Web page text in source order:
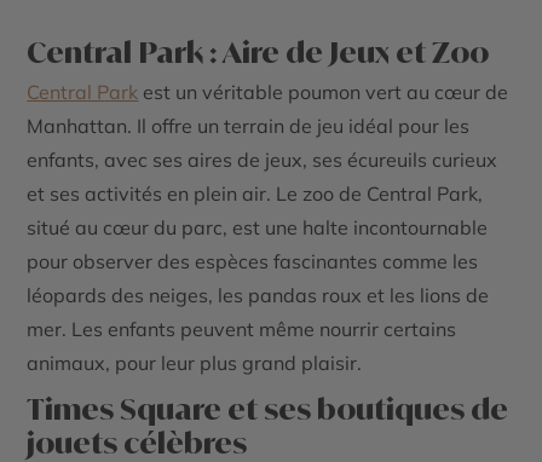
Central Park : Aire de Jeux et Zoo
Central Park est un véritable poumon vert au cœur de
Manhattan. Il offre un terrain de jeu idéal pour les
enfants, avec ses aires de jeux, ses écureuils curieux
et ses activités en plein air. Le zoo de Central Park,
situé au cœur du parc, est une halte incontournable
pour observer des espèces fascinantes comme les
léopards des neiges, les pandas roux et les lions de
mer. Les enfants peuvent même nourrir certains
animaux, pour leur plus grand plaisir.
Times Square et ses boutiques de
jouets célèbres